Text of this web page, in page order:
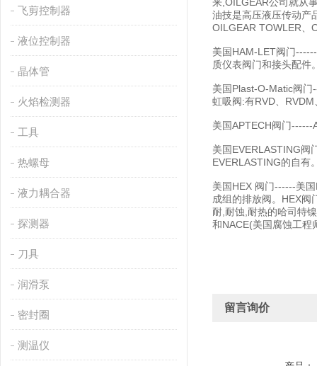
飞剪控制器
液位控制器
晶体管
火焰检测器
工具
热螺母
液力耦合器
探测器
刀具
润滑泵
密封圈
测温仪
油技是高压液压传动产
OILGEAR TOWLER、
美国HAM-LET阀门
质仪表阀门和接头配件
美国Plast-O-Matic阀门
虹吸阀:有RVD、
美国APTECH阀门------
美国EVERLASTING阀
EVERLASTING的自有
美国HEX 阀门------美
成组的排放阀。HEX阀
耐,耐蚀,耐热的哈司特
和NACE(美国腐蚀工
留言询价